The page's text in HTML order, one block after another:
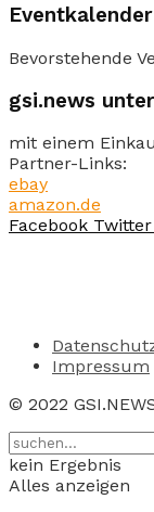
Eventkalender
Bevorstehende
gsi.news
mit einem
Partner-Links:
ebay
amazon.de
Facebook Twitter
Impressum
© 2022
kein Ergebnis
Alles anzeigen